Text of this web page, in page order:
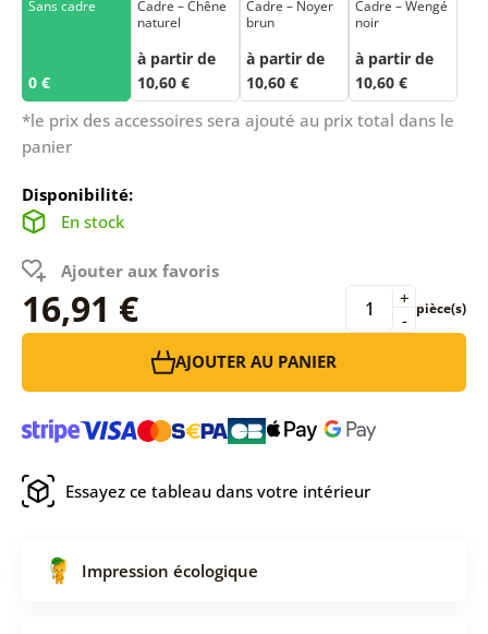
Sans cadre
0 €
Cadre – Chêne
naturel
à partir de
10,60 €
Cadre – Noyer
brun
à partir de
10,60 €
Cadre – Wengé
noir
à partir de
10,60 €
*le prix des accessoires sera ajouté au prix total dans le
panier
Disponibilité:
En stock
Ajouter aux favoris
16,91 € -
+ pièce(s)
AJOUTER AU PANIER
Essayez ce tableau dans votre intérieur
Impression écologique